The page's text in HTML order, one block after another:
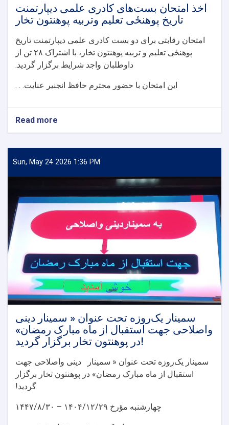
و
کورس
آموزشی
زبان
عربی
دارالهجره!
اخذ امتحان بست‌های کادری علمی دیپارتمنت
تاریخ پوهنځی تعلیم وتربیه پوهنتون تخار
امتحان رقابتی برای دو بست کادری علمی دیپارتمنت تاریخ
پوهنځی تعلیم و تربیه پوهنتون تخار، با اشتراک ۲۸ تن از
داوطلبان واجد شرایط برگزار گردید.
این امتحان با حضور محترم حافظ انجنیر عنایت. . .
Read more
اخذ
بست‌های
کادری
پوهنځی
تعلیم
وتربیه
پوهنتون
تخار
Sun, May 24 2026 1:36 PM
سمینار یک‌روزه تحت عنوان « سمینار دینی
واصلاحی جهت استقبال از ماه مبارک رمضان»
در پوهنتون تخار برگزار گردید!
سمینار یک‌روزه تحت عنوان « سمینار دینی واصلاحی جهت
استقبال از ماه مبارک رمضان» در پوهنتون تخار برگزار
گردید!
چهارشنبه مؤرخ ۱۴۰۴/۱۲/۲۹ – ۱۴۴۷/۸/۳۰